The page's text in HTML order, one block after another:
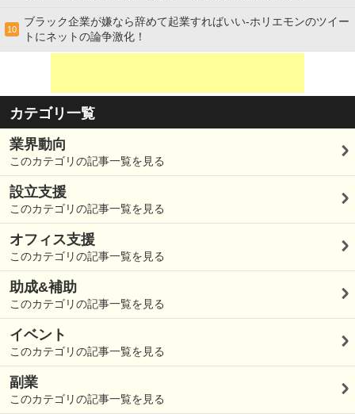
10
ブラック企業が嫌なら辞めて起業すればいい-ホリエモンのツイー
トにネットの論争激化！
カテゴリ一覧
業界動向
このカテゴリの記事一覧を見る
設立支援
このカテゴリの記事一覧を見る
オフィス支援
このカテゴリの記事一覧を見る
助成&補助
このカテゴリの記事一覧を見る
イベント
このカテゴリの記事一覧を見る
副業
このカテゴリの記事一覧を見る